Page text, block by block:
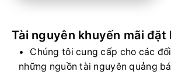
Tài nguyên khuyến mãi đặt
Chúng tôi cung cấp cho các
những nguồn tài nguyên quảng